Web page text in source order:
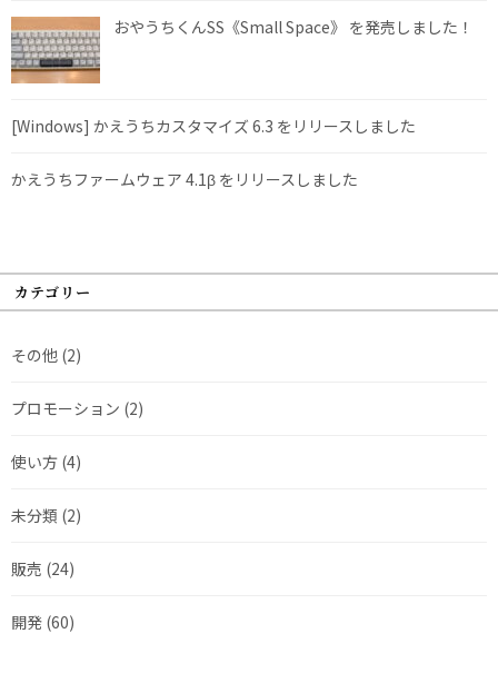
おやうちくんSS《Small Space》 を発売しました！
[Windows] かえうちカスタマイズ 6.3 をリリースしました
かえうちファームウェア 4.1β をリリースしました
カテゴリー
その他 (2)
プロモーション (2)
使い方 (4)
未分類 (2)
販売 (24)
開発 (60)